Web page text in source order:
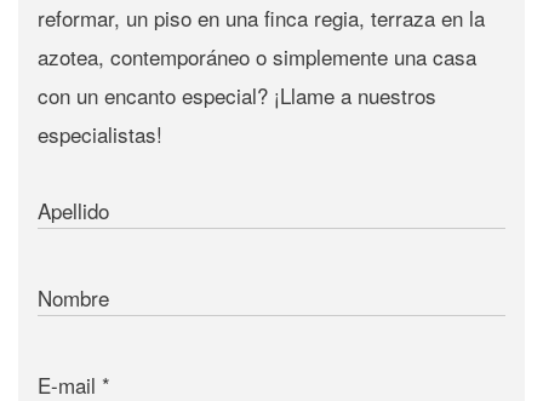
reformar, un piso en una finca regia, terraza en la
azotea, contemporáneo o simplemente una casa
con un encanto especial? ¡Llame a nuestros
especialistas!
Apellido
Nombre
E-mail